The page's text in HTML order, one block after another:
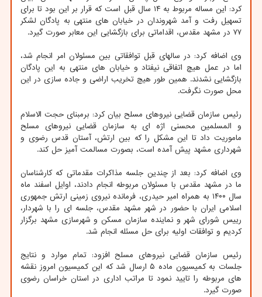
کرد: این مساله مربوط به ۱۴ سال قبل است که قرار بر این بود تا برای
تسهیل رفت و آمد شهروندان در خیابان های منتهی به پادگان لشکر
۷۷ در مشهد مقدس، اقداماتی برای بازگشایی این معابر صورت گیرد.
وی اضافه کرد: در سالهای قبل توافقاتی بین مسئولان امر انجام شد،
اما در عمل هیچ اتفاقی نیفتاد و خیابان های منتهی به این پادگان
بازگشایی نشدند. همین طور هیچ تخریب اراضی و جاده سازی در این
محل صورت نگرفت.
رئیس سازمان قضایی نیروهای مسلح بیان کرد: برمبنای حجت الاسلام
و المسلمین محسنی اژه ای به سازمان قضایی نیروهای مسلح
ماموریت داد تا این مشکل را که بین ارتش، آستان قدس رضوی و
شهرداری مشهد پیش آمده است، بصورت مسالمت آمیز حل کند.
وی اضافه کرد: بعد از چندین جلسه مذاکرات مقدماتی که کارشناسان
ما در مشهد مقدس با مسئولان مربوطه انجام دادند، اوایل اسفند ماه
سال ۱۴۰۰ به همراه امیر حیدری، فرمانده نیروی زمینی ارتش جمهوری
اسلامی ایران با حضور در شهر مشهد مقدس، جلسه ای را با شهردار،
رییس شورای شهر و نماینده سازمان مسکن و شهرسازی مشهد برگزار
کردیم و توافقات اولیه برای حل مسئله انجام شد.
رئیس سازمان قضایی نیروهای مسلح افزود: تمام موارد و نتایج
جلسات به کمیسیون ماده ۵ ارسال شد که این کمیسیون امروز نقشه
های مربوطه را تایید نمود تا مراتب اداری در استان خراسان رضوی
صورت گیرد.